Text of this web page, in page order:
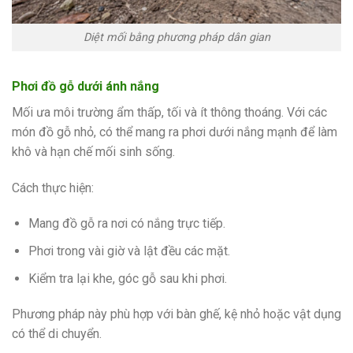
Diệt mối bằng phương pháp dân gian
Phơi đồ gỗ dưới ánh nắng
Mối ưa môi trường ẩm thấp, tối và ít thông thoáng. Với các
món đồ gỗ nhỏ, có thể mang ra phơi dưới nắng mạnh để làm
khô và hạn chế mối sinh sống.
Cách thực hiện:
Mang đồ gỗ ra nơi có nắng trực tiếp.
Phơi trong vài giờ và lật đều các mặt.
Kiểm tra lại khe, góc gỗ sau khi phơi.
Phương pháp này phù hợp với bàn ghế, kệ nhỏ hoặc vật dụng
có thể di chuyển.